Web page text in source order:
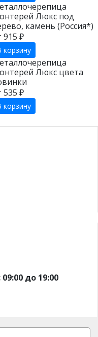
Люкс под
камень (Россия*)
915 ₽
корзину
Люкс цвета
535 ₽
корзину
до 19:00